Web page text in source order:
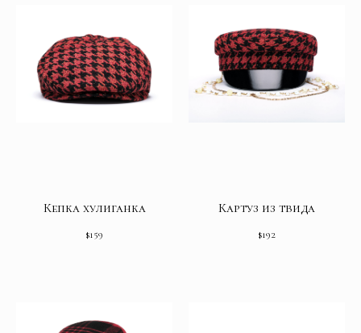
Кепка хулиганка
$159
Картуз из твида
$192